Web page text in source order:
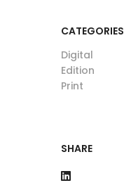
CATEGORIES
Digital
Edition
Print
SHARE